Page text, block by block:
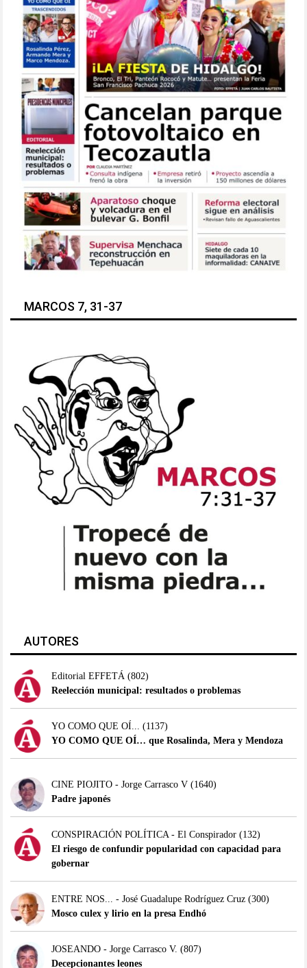
MARCOS 7, 31-37
AUTORES
Editorial EFFETÁ (802)
Reelección municipal: resultados o problemas
YO COMO QUE OÍ...
(1137)
YO COMO QUE OÍ… que Rosalinda, Mera y Mendoza
CINE PIOJITO - Jorge Carrasco V(1640)
Padre japonés
CONSPIRACIÓN POLÍTICA - El Conspirador(132)
El riesgo de confundir popularidad con capacidad para
gobernar
ENTRE NOS... - José Guadalupe Rodríguez Cruz(300)
Mosco culex y lirio en la presa Endhó
JOSEANDO - Jorge Carrasco V. (807)
Decepcionantes leones